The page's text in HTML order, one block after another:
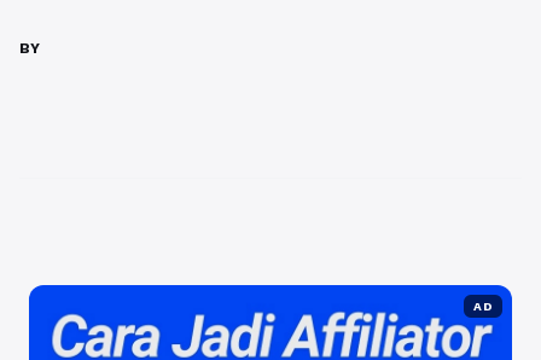
menjadi semakin penting. Menggunakan jasa SEO
BY
AD